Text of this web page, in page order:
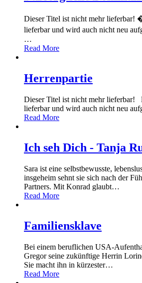
Dieser Titel ist nicht mehr lieferbar!
lieferbar und wird auch nicht
…
Read More
Herrenpartie
Dieser Titel ist nicht mehr lieferbar!
lieferbar und wird auch nicht neu
Read More
Ich seh Dich - Tanja
Sara ist eine selbstbewusste,
insgeheim sehnt sie sich nach der
Partners. Mit Konrad glaubt…
Read More
Familiensklave
Bei einem beruflichen USA-
Gregor seine zukünftige Herrin
Sie macht ihn in kürzester…
Read More